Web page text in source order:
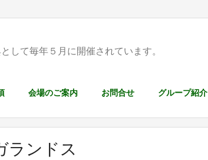
して毎年５月に開催されています。
会場のご案内 お問合せ グループ紹介
ランドス